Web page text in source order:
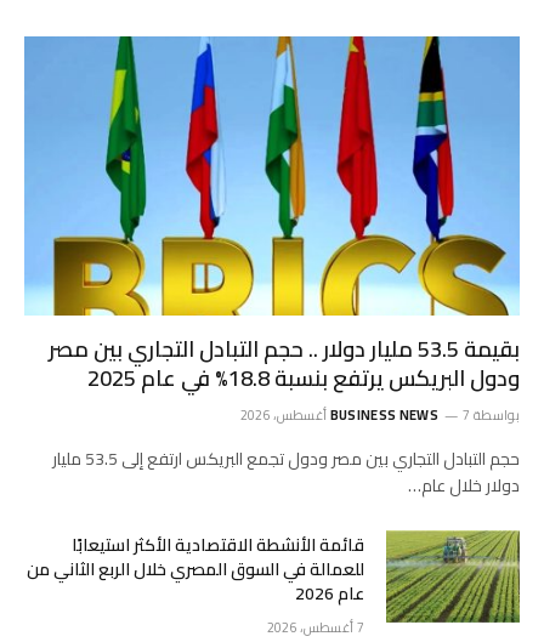
بقيمة 53.5 مليار دولار .. حجم التبادل التجاري بين مصر
ودول البريكس يرتفع بنسبة 18.8% في عام 2025
بواسطة BUSINESS NEWS 7 أغسطس، 2026
حجم التبادل التجاري بين مصر ودول تجمع البريكس ارتفع إلى 53.5 مليار
دولار خلال عام…
قائمة الأنشطة الاقتصادية الأكثر استيعابًا
للعمالة في السوق المصري خلال الربع الثاني من
عام 2026
7 أغسطس، 2026